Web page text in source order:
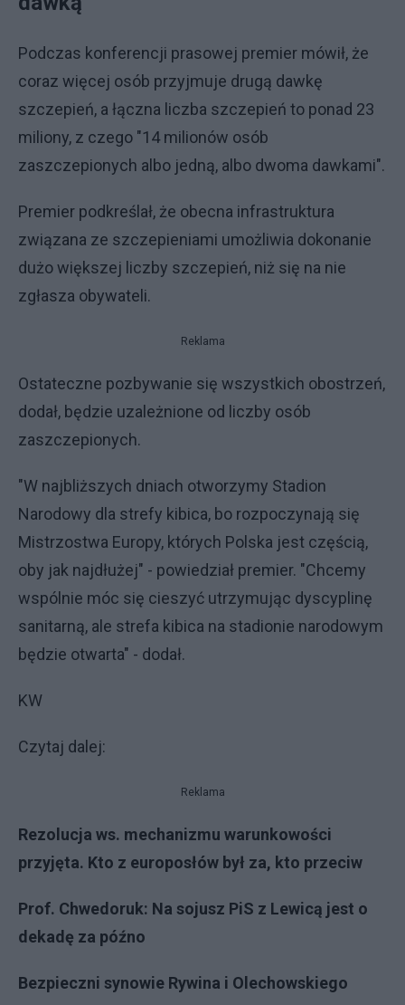
Podczas konferencji prasowej premier mówił, że
coraz więcej osób przyjmuje drugą dawkę
szczepień, a łączna liczba szczepień to ponad 23
miliony, z czego "14 milionów osób
zaszczepionych albo jedną, albo dwoma dawkami".
Premier podkreślał, że obecna infrastruktura
związana ze szczepieniami umożliwia dokonanie
dużo większej liczby szczepień, niż się na nie
zgłasza obywateli.
Reklama
Ostateczne pozbywanie się wszystkich obostrzeń,
dodał, będzie uzależnione od liczby osób
zaszczepionych.
"W najbliższych dniach otworzymy Stadion
Narodowy dla strefy kibica, bo rozpoczynają się
Mistrzostwa Europy, których Polska jest częścią,
oby jak najdłużej" - powiedział premier. "Chcemy
wspólnie móc się cieszyć utrzymując dyscyplinę
sanitarną, ale strefa kibica na stadionie narodowym
będzie otwarta" - dodał.
KW
Czytaj dalej:
Reklama
Rezolucja ws. mechanizmu warunkowości
przyjęta. Kto z europosłów był za, kto przeciw
Prof. Chwedoruk: Na sojusz PiS z Lewicą jest o
dekadę za późno
Bezpieczni synowie Rywina i Olechowskiego